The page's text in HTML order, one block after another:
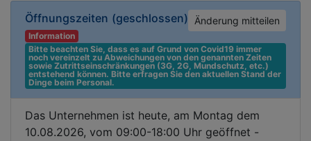
Öffnungszeiten (geschlossen) Änderung mitteilen
Information
Bitte beachten Sie, dass es auf Grund von Covid19 immer
noch vereinzelt zu Abweichungen von den genannten Zeiten
sowie Zutrittseinschränkungen (3G, 2G, Mundschutz, etc.)
entstehend können. Bitte erfragen Sie den aktuellen Stand der
Dinge beim Personal.
Das Unternehmen ist heute, am Montag dem
10.08.2026, vom 09:00-18:00 Uhr geöffnet -